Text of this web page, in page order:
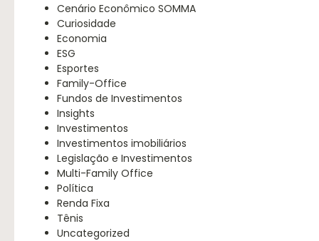
Cenário Econômico SOMMA
Curiosidade
Economia
ESG
Esportes
Family-Office
Fundos de Investimentos
Insights
Investimentos
Investimentos imobiliários
Legislação e Investimentos
Multi-Family Office
Política
Renda Fixa
Tênis
Uncategorized